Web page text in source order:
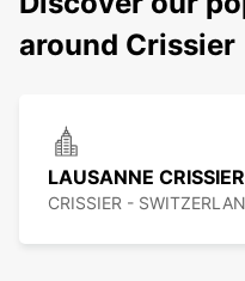
around Crissier
LAUSANNE CRISSIER
CRISSIER -